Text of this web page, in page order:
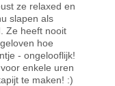
ze relaxed en
slapen als
Ze heeft nooit
hoe
- ongelooflijk!
enkele uren
te maken! :)